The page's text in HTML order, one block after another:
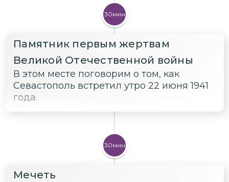
30мин
Памятник первым жертвам
Великой Отечественной войны
В этом месте поговорим о том, как
Севастополь встретил утро 22 июня 1941
года.
30мин
Мечеть